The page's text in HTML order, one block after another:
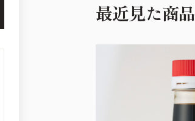
最近見た商品